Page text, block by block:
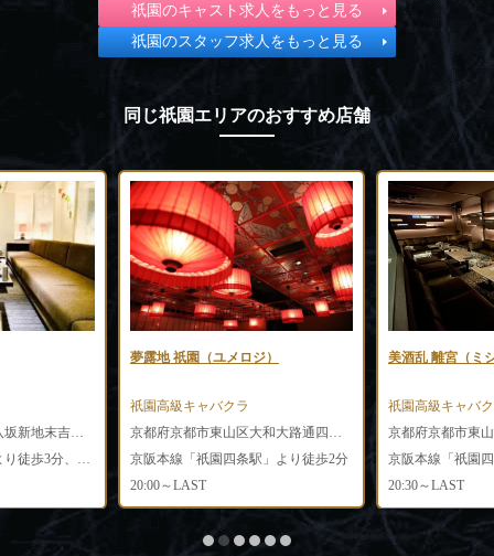
祇園のキャスト求人をもっと見る
祇園のスタッフ求人をもっと見る
同じ祇園エリアのおすすめ店舗
京都府京都市東山区大和大路通四条上る二筋目東入末吉町99-6 祇園中央グランビルディングB1F/1F
より徒歩2分
美酒乱 離宮（ミシュラン リキュウ）
祇園高級キャバクラ
京都府京都市東山区清本町364 松湯ビル2F
京阪本線「祇園四条駅」より徒歩5分、阪急「河原町駅」より徒歩10分、京阪「三条駅」より徒歩10分
20:30～LAST
club GALLE（ガ
祇園高級キャバク
京都府京都市東山
20:00～LAST